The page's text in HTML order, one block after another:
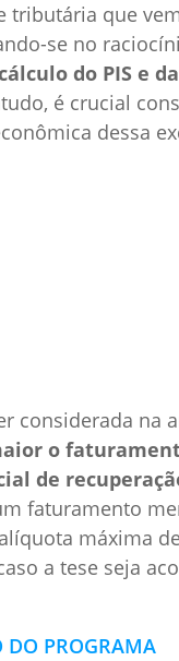
tributária que
se no
do PIS e da
é crucial
dessa
considerada na
o
de
faturamento
máxima
a tese seja
DO PROGRAMA